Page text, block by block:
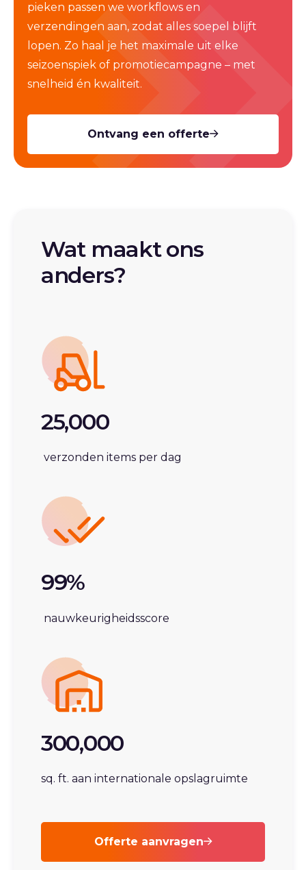
pieken passen we workflows en
verzendingen aan, zodat alles soepel blijft
lopen. Zo haal je het maximale uit elke
seizoenspiek of promotiecampagne – met
snelheid én kwaliteit.
Ontvang een offerte
Wat maakt ons
anders?
25,000
verzonden items per dag
99%
nauwkeurigheidsscore
300,000
sq. ft. aan internationale opslagruimte
Offerte aanvragen